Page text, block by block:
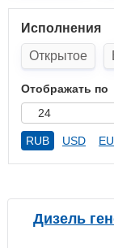
Исполнения
Открытое
Отображать по
24
RUB USD
Дизель